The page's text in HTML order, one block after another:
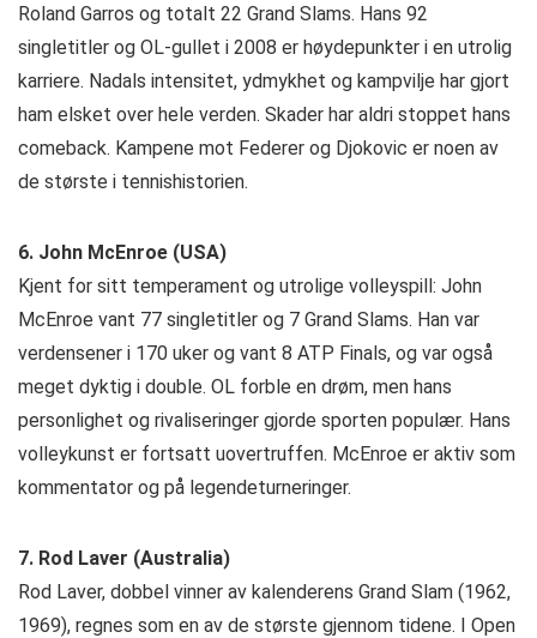
Roland Garros og totalt 22 Grand Slams. Hans 92
singletitler og OL-gullet i 2008 er høydepunkter i en utrolig
karriere. Nadals intensitet, ydmykhet og kampvilje har gjort
ham elsket over hele verden. Skader har aldri stoppet hans
comeback. Kampene mot Federer og Djokovic er noen av
de største i tennishistorien.
6. John McEnroe (USA)
Kjent for sitt temperament og utrolige volleyspill: John
McEnroe vant 77 singletitler og 7 Grand Slams. Han var
verdensener i 170 uker og vant 8 ATP Finals, og var også
meget dyktig i double. OL forble en drøm, men hans
personlighet og rivaliseringer gjorde sporten populær. Hans
volleykunst er fortsatt uovertruffen. McEnroe er aktiv som
kommentator og på legendeturneringer.
7. Rod Laver (Australia)
Rod Laver, dobbel vinner av kalenderens Grand Slam (1962,
1969), regnes som en av de største gjennom tidene. I Open